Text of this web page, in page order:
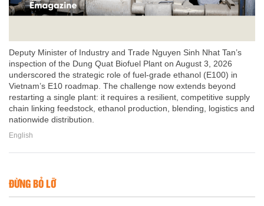
Deputy Minister of Industry and Trade Nguyen Sinh Nhat Tan’s
inspection of the Dung Quat Biofuel Plant on August 3, 2026
underscored the strategic role of fuel-grade ethanol (E100) in
Vietnam’s E10 roadmap. The challenge now extends beyond
restarting a single plant: it requires a resilient, competitive supply
chain linking feedstock, ethanol production, blending, logistics and
nationwide distribution.
English
ĐỪNG BỎ LỠ